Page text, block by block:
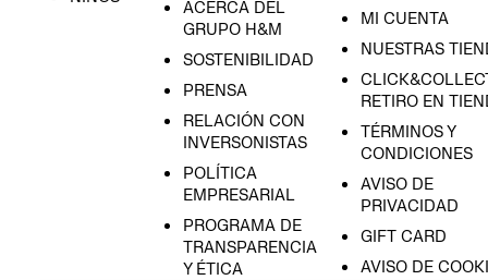
ACERCA DEL
GRUPO H&M
SOSTENIBILIDAD
PRENSA
RELACIÓN CON
INVERSONISTAS
POLÍTICA
EMPRESARIAL
PROGRAMA DE
TRANSPARENCIA
Y ÉTICA
MI CUENTA
NUESTRAS
RETIRO EN
TÉRMINOS Y
CONDICIONES
AVISO DE
PRIVACIDAD
GIFT CARD
AVISO DE